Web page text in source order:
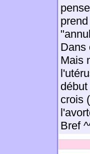
Dans
Mais
crois
Bref